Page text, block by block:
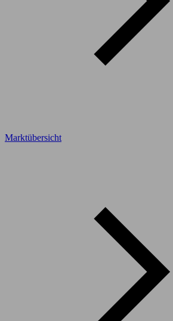
Marktübersicht